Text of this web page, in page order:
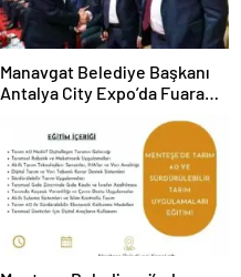
Manavgat Belediye Başkanı
Antalya City Expo’da Fuara